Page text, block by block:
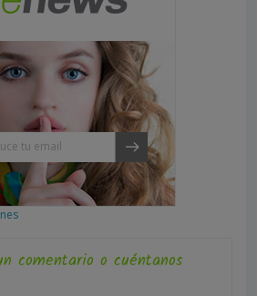
comentario o cuéntanos